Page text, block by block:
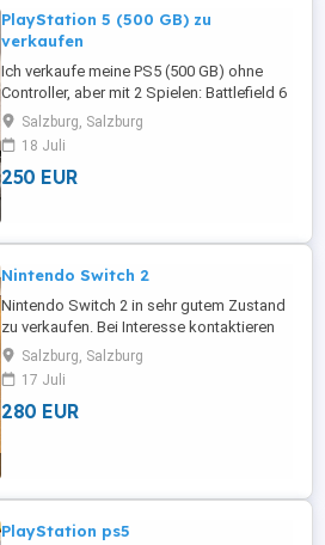
PlayStation 5 (500 GB) zu
verkaufen
Ich verkaufe meine PS5 (500 GB) ohne
Controller, aber mit 2 Spielen: Battlefield 6
und EA Sports FC 26.Standort: Salzburg,
Österreich Nur persönliche Abholung (kein
Versand)
Salzburg, Salzburg
18 Juli
250 EUR
Nintendo Switch 2
Nintendo Switch 2 in sehr gutem Zustand
zu verkaufen. Bei Interesse kontaktieren
Sie mich bitte.
Salzburg, Salzburg
17 Juli
280 EUR
PlayStation ps5